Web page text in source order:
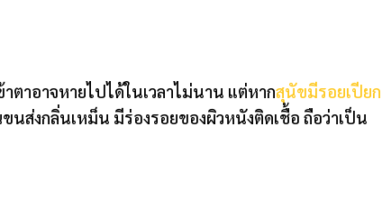
ตาอาจหายไปได้ในเวลาไม่นาน แต่หากสุนัขมีรอยเปียก
นส่งกลิ่นเหม็น มีร่องรอยของผิวหนังติดเชื้อ ถือว่าเป็น